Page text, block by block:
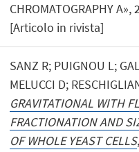
CHROMATOGRAPHY
[Articolo in rivista]
SANZ R; PUIGNOU L;
MELUCCI D;
GRAVITATIONAL WITH
FRACTIONATION AND
OF WHOLE YEAST CELLS